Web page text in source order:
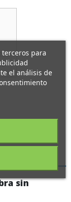
sin
para
el análisis de